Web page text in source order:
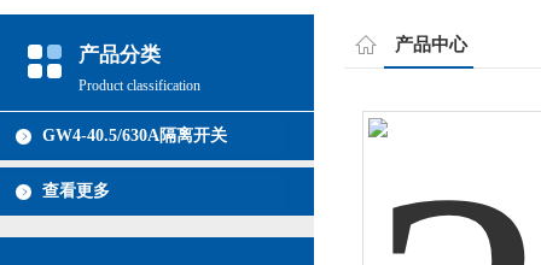
产品分类
Product classification
GW4-40.5/630A隔离开关
查看更多
产品中心